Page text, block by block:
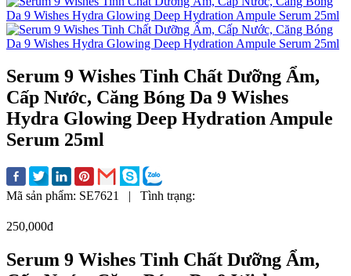
Serum 9 Wishes Tinh Chất Dưỡng Ẩm,
Cấp Nước, Căng Bóng Da 9 Wishes
Hydra Glowing Deep Hydration Ampule
Serum 25ml
Mã sản phẩm: SE7621 | Tình trạng:
250,000đ
Serum 9 Wishes Tinh Chất Dưỡng Ẩm,